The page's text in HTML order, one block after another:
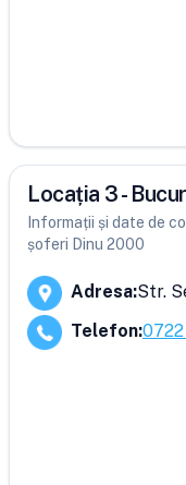
Locația 3 -
Informații și date de
șoferi Dinu 2000
Adresa:Str.
Telefon: